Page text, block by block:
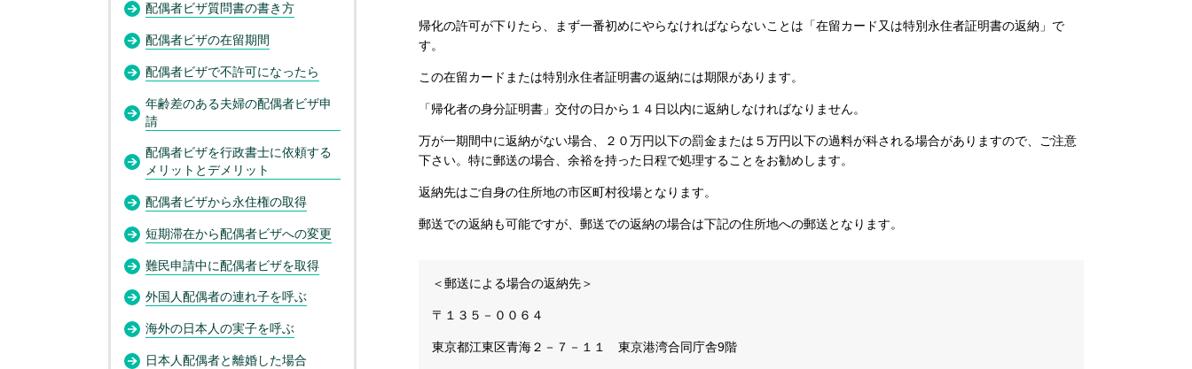
帰化の許可が下りたら、まず一番初めにやらなければならないことは「在留カード又は特別永住者証明書の返納」で
す。
この在留カードまたは特別永住者証明書の返納には期限があります。
「帰化者の身分証明書」交付の日から１４日以内に返納しなければなりません。
万が一期間中に返納がない場合、２０万円以下の罰金または５万円以下の過料が科される場合がありますので、ご注意
下さい。特に郵送の場合、余裕を持った日程で処理することをお勧めします。
返納先はご自身の住所地の市区町村役場となります。
郵送での返納も可能ですが、郵送での返納の場合は下記の住所地への郵送となります。
＜郵送による場合の返納先＞
〒１３５－００６４
東京都江東区青海２－７－１１ 東京港湾合同庁舎9階
配偶者ビザ質問書の書き方
配偶者ビザの在留期間
配偶者ビザで不許可になったら
年齢差のある夫婦の配偶者ビザ申
請
配偶者ビザを行政書士に依頼する
メリットとデメリット
配偶者ビザから永住権の取得
短期滞在から配偶者ビザへの変更
難民申請中に配偶者ビザを取得
外国人配偶者の連れ子を呼ぶ
海外の日本人の実子を呼ぶ
日本人配偶者と離婚した場合